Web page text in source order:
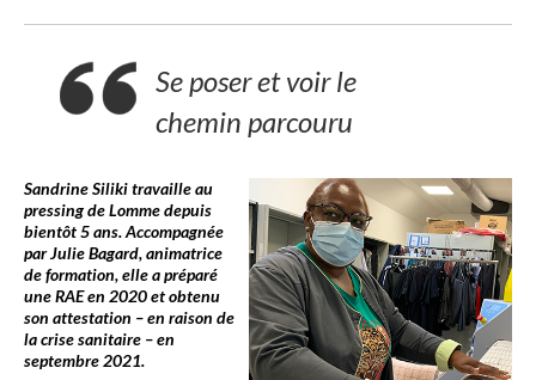
Se poser et voir le
chemin parcouru
Sandrine Siliki travaille au
pressing de Lomme depuis
bientôt 5 ans. Accompagnée
par Julie Bagard, animatrice
de formation, elle a préparé
une RAE en 2020 et obtenu
son attestation – en raison de
la crise sanitaire – en
septembre 2021.